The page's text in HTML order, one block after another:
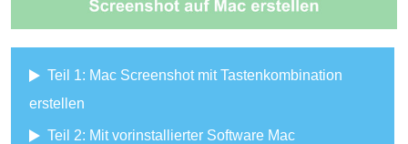
Teil 1: Mac Screenshot mit Tastenkombination
erstellen
Teil 2: Mit vorinstallierter Software Mac